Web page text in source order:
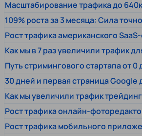
Масштабирование трафика до
109% роста за 3 месяца: Сила
Рост трафика американского SaaS-
Как мы в 7 раз увеличили трафик
Путь стримингового стартапа от
30 дней и первая страница
Как мы увеличили трафик
Рост трафика онлайн-
Рост трафика мобильного